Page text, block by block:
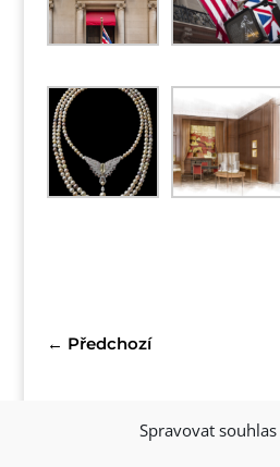
Spravovat
← Předchozí